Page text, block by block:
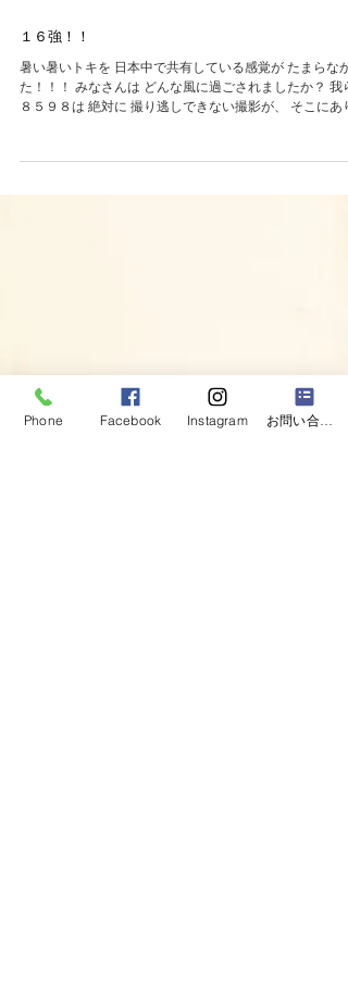
１６強！！
Phone Facebook Instagram お問い合わせフォーム